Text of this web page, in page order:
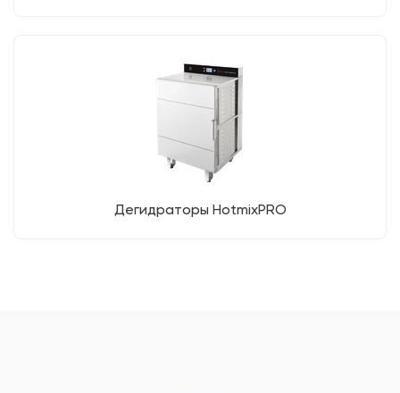
Дегидраторы HotmixPRO